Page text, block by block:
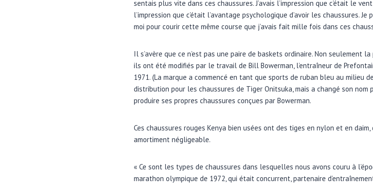
sentais plus vite dans ces chaussures. J’avais l’impression que c’était le
l’impression que c’était l’avantage psychologique d’avoir les chaussures.
moi pour courir cette même course que j’avais fait mille fois dans ces
Il s’avère que ce n’est pas une paire de baskets ordinaire. Non seulement
ils ont été modifiés par le travail de Bill Bowerman, l’entraîneur de
1971. (La marque a commencé en tant que sports de ruban bleu au milieu
distribution pour les chaussures de Tiger Onitsuka, mais a changé son nom
produire ses propres chaussures conçues par Bowerman.
Ces chaussures rouges Kenya bien usées ont des tiges en nylon et en
amortiment négligeable.
« Ce sont les types de chaussures dans lesquelles nous avons couru à
marathon olympique de 1972, qui était concurrent, partenaire